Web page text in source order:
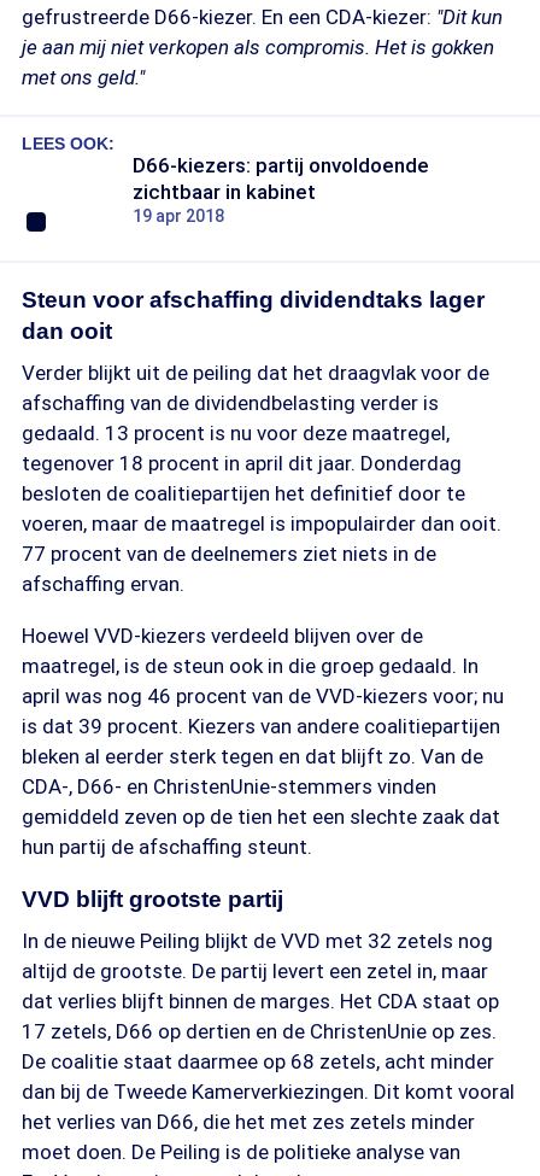
gefrustreerde D66-kiezer. En een CDA-kiezer: "Dit kun
je aan mij niet verkopen als compromis. Het is gokken
met ons geld."
LEES OOK:
D66-kiezers: partij onvoldoende
zichtbaar in kabinet
19 apr 2018
Steun voor afschaffing dividendtaks lager
dan ooit
Verder blijkt uit de peiling dat het draagvlak voor de
afschaffing van de dividendbelasting verder is
gedaald. 13 procent is nu voor deze maatregel,
tegenover 18 procent in april dit jaar. Donderdag
besloten de coalitiepartijen het definitief door te
voeren, maar de maatregel is impopulairder dan ooit.
77 procent van de deelnemers ziet niets in de
afschaffing ervan.
Hoewel VVD-kiezers verdeeld blijven over de
maatregel, is de steun ook in die groep gedaald. In
april was nog 46 procent van de VVD-kiezers voor; nu
is dat 39 procent. Kiezers van andere coalitiepartijen
bleken al eerder sterk tegen en dat blijft zo. Van de
CDA-, D66- en ChristenUnie-stemmers vinden
gemiddeld zeven op de tien het een slechte zaak dat
hun partij de afschaffing steunt.
VVD blijft grootste partij
In de nieuwe Peiling blijkt de VVD met 32 zetels nog
altijd de grootste. De partij levert een zetel in, maar
dat verlies blijft binnen de marges. Het CDA staat op
17 zetels, D66 op dertien en de ChristenUnie op zes.
De coalitie staat daarmee op 68 zetels, acht minder
dan bij de Tweede Kamerverkiezingen. Dit komt vooral
het verlies van D66, die het met zes zetels minder
moet doen. De Peiling is de politieke analyse van